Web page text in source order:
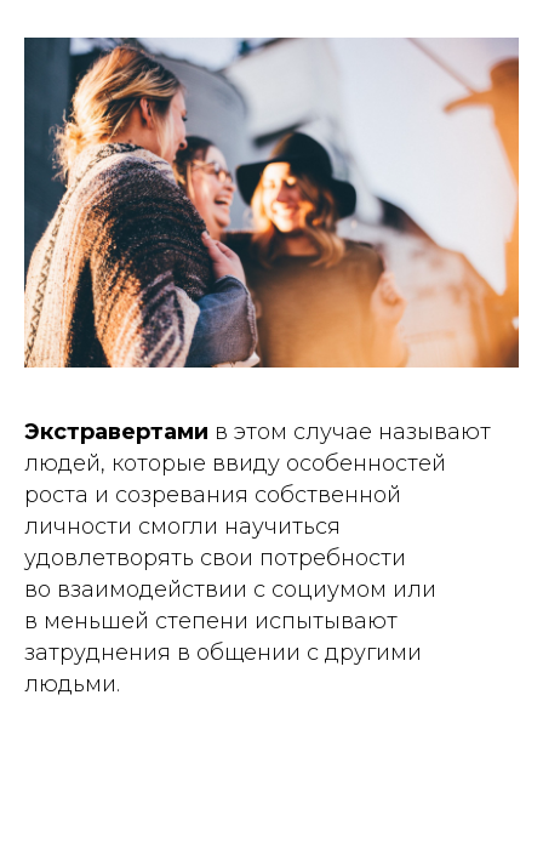
Экстравертами в этом случае называют
людей, которые ввиду особенностей
роста и созревания собственной
личности смогли научиться
удовлетворять свои потребности
во взаимодействии с социумом или
в меньшей степени испытывают
затруднения в общении с другими
людьми.